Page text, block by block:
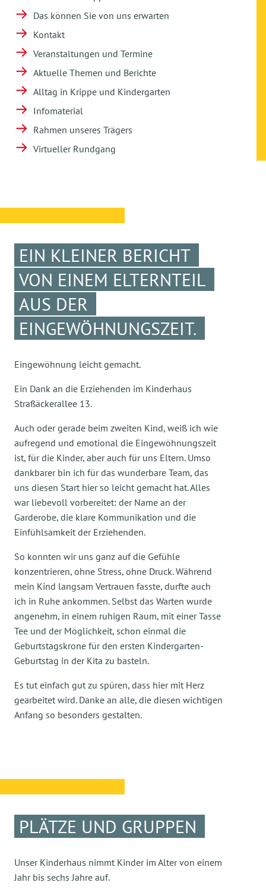
Das können Sie von uns erwarten
Kontakt
Veranstaltungen und Termine
Aktuelle Themen und Berichte
Alltag in Krippe und Kindergarten
Infomaterial
Rahmen unseres Trägers
Virtueller Rundgang
EIN KLEINER BERICHT
VON EINEM ELTERNTEIL
AUS DER
EINGEWÖHNUNGSZEIT.
Eingewöhnung leicht gemacht.
Ein Dank an die Erziehenden im Kinderhaus
Straßäckerallee 13.
Auch oder gerade beim zweiten Kind, weiß ich wie
aufregend und emotional die Eingewöhnungszeit
ist, für die Kinder, aber auch für uns Eltern. Umso
dankbarer bin ich für das wunderbare Team, das
uns diesen Start hier so leicht gemacht hat. Alles
war liebevoll vorbereitet: der Name an der
Garderobe, die klare Kommunikation und die
Einfühlsamkeit der Erziehenden.
So konnten wir uns ganz auf die Gefühle
konzentrieren, ohne Stress, ohne Druck. Während
mein Kind langsam Vertrauen fasste, durfte auch
ich in Ruhe ankommen. Selbst das Warten wurde
angenehm, in einem ruhigen Raum, mit einer Tasse
Tee und der Möglichkeit, schon einmal die
Geburtstagskrone für den ersten Kindergarten-
Geburtstag in der Kita zu basteln.
Es tut einfach gut zu spüren, dass hier mit Herz
gearbeitet wird. Danke an alle, die diesen wichtigen
Anfang so besonders gestalten.
PLÄTZE UND GRUPPEN
Unser Kinderhaus nimmt Kinder im Alter von einem
Jahr bis sechs Jahre auf.